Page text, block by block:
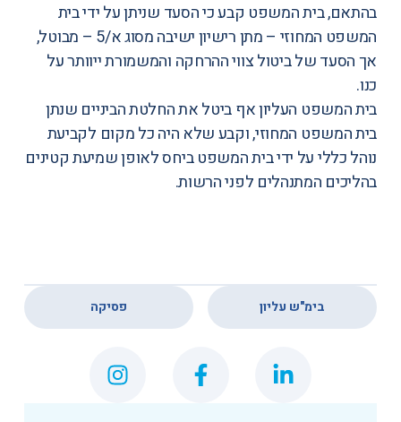
בהתאם, בית המשפט קבע כי הסעד שניתן על ידי בית
המשפט המחוזי – מתן רישיון ישיבה מסוג א/5 – מבוטל,
אך הסעד של ביטול צווי ההרחקה והמשמורת ייוותר על
כנו.
בית המשפט העליון אף ביטל אתהחלטת הביניים שנתן
בית המשפט המחוזי, וקבע שלא היה כל מקום לקביעת
נוהל כללי על ידי בית המשפט ביחס לאופן שמיעת קטינים
בהליכים המתנהלים לפני הרשות.
בימ"ש עליון פסיקה